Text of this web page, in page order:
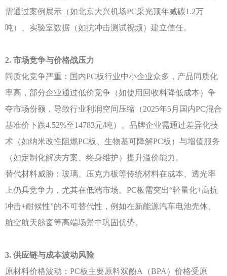
需通过案例展示（如北京大兴机场PC采光顶年减碳1.2万
吨）、实验室数据（如抗冲击测试视频）建立信任。
2. 市场竞争与价格战压力
同质化竞争严重：国内PC板行业中小企业众多，产品同质化
率高，部分企业通过低价竞争（如使用回收料降低成本）争
夺市场份额，导致行业利润空间压缩（2025年5月国内PC混合
基准价下跌4.52%至14783元/吨）。品牌企业需通过差异化技
术（如纳米改性阻燃PC板、生物基可降解PC板）与增值服务
（如定制化解决方案、终身维护）提升溢价能力。
替代材料威胁：玻璃、压克力板等传统材料在成本、透光率
上仍具竞争力，尤其在低端市场。 PC板需突出“轻量化+高抗
冲击+耐候性”的不可替代性，例如在新能源汽车电池壳体、
航空航天舷窗等高端场景中巩固优势。
3. 供应链与成本波动风险
原材料价格波动： PC板主要原料双酚A（BPA）价格受原